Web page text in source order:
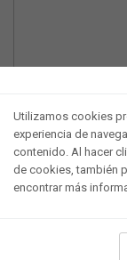
Utilizamos cookies
experiencia de
contenido. Al hacer
de cookies, también
encontrar más